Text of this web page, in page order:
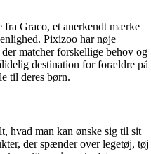
fra Graco, et anerkendt mærke
Pixizoo har nøje
matcher forskellige behov og
destination for forældre på
til deres børn.
hvad man kan ønske sig til sit
der spænder over legetøj, tøj